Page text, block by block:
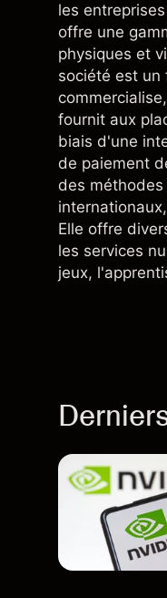
les
offre une
physiques et
société est un
fournit aux
biais d'une
de paiement
des
Elle offre
les services
jeux,